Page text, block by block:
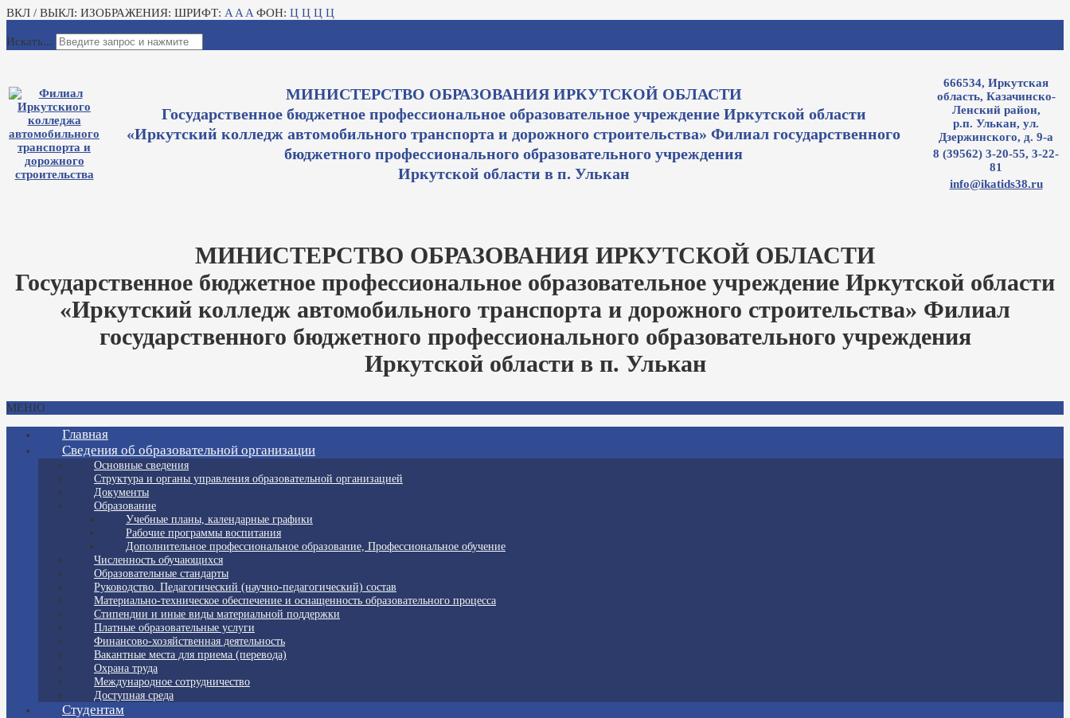
ВКЛ / ВЫКЛ: ИЗОБРАЖЕНИЯ: ШРИФТ: A A A ФОН: Ц Ц Ц Ц
Искать...
МИНИСТЕРСТВО ОБРАЗОВАНИЯ ИРКУТСКОЙ ОБЛАСТИ
Государственное бюджетное профессиональное образовательное учреждение Иркутской области
«Иркутский колледж автомобильного транспорта и дорожного строительства» Филиал государственного
бюджетного профессионального образовательного учреждения
Иркутской области в п. Улькан
666534, Иркутская
область, Казачинско-
Ленский район,
р.п. Улькан, ул.
Дзержинского, д. 9-а
8 (39562) 3-20-55, 3-22-
81
info@ikatids38.ru
МИНИСТЕРСТВО ОБРАЗОВАНИЯ ИРКУТСКОЙ ОБЛАСТИ
Государственное бюджетное профессиональное образовательное учреждение Иркутской области
«Иркутский колледж автомобильного транспорта и дорожного строительства» Филиал
государственного бюджетного профессионального образовательного учреждения
Иркутской области в п. Улькан
МЕНЮ
Главная
Сведения об образовательной организации
Основные сведения
Структура и органы управления образовательной организацией
Документы
Образование
Учебные планы, календарные графики
Рабочие программы воспитания
Дополнительное профессиональное образование, Профессиональное обучение
Численность обучающихся
Образовательные стандарты
Руководство. Педагогический (научно-педагогический) состав
Материально-техническое обеспечение и оснащенность образовательного процесса
Стипендии и иные виды материальной поддержки
Платные образовательные услуги
Финансово-хозяйственная деятельность
Вакантные места для приема (перевода)
Охрана труда
Международное сотрудничество
Доступная среда
Студентам